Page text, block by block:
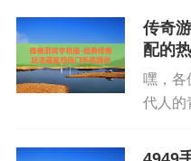
布林带、斐波那契回撤
为计划交易提供价格边
四、衍生品市场的信号
玩家找
来深入
传奇
配的
嘿，各
代人的
的传